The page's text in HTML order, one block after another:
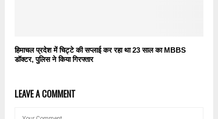
हिमाचल प्रदेश में चिट्टे की सप्लाई कर रहा था 23 साल का MBBS
डॉक्टर, पुलिस ने किया गिरफ्तार
LEAVE A COMMENT